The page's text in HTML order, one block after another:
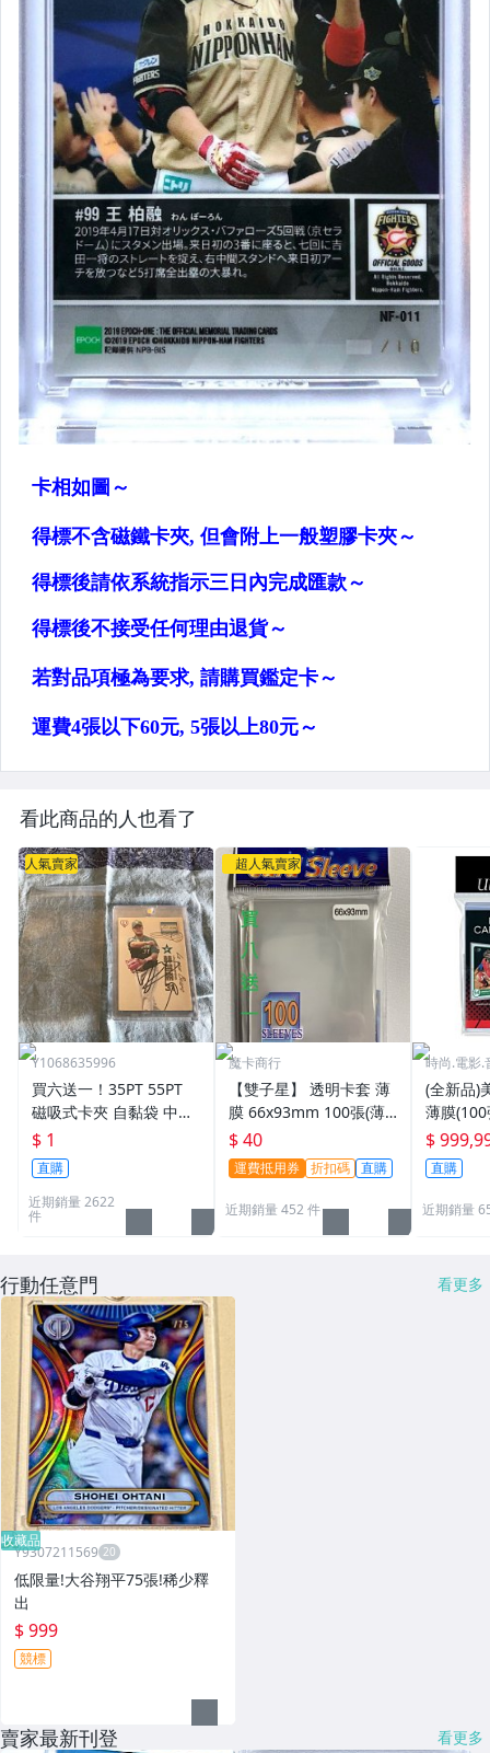
看此商品的人也看了
人氣賣家
Y1068635996
買六送一！35PT 55PT
磁吸式卡夾 自黏袋 中華
職棒球員卡 遊戲王 寶可
夢PTCG 漫威 ultra pro
可用
$ 1
直購
近期銷量 2622
件
超人氣賣家
魔卡商行
【雙子星】 透明卡套 薄
膜 66x93mm 100張(薄)
適用 BBM MLB Topps C
PBL 球員卡
$ 40
運費抵用券 折扣碼 直購
近期銷量 452 件
時尚.電影.
(全新品)
薄膜
次到貨
$
直購
近期銷量
行動任意門 看更多
收藏品
Y9307211569
低限量!大谷翔平75張!稀少釋
出
$ 999
競標
賣家最新刊登 看更多